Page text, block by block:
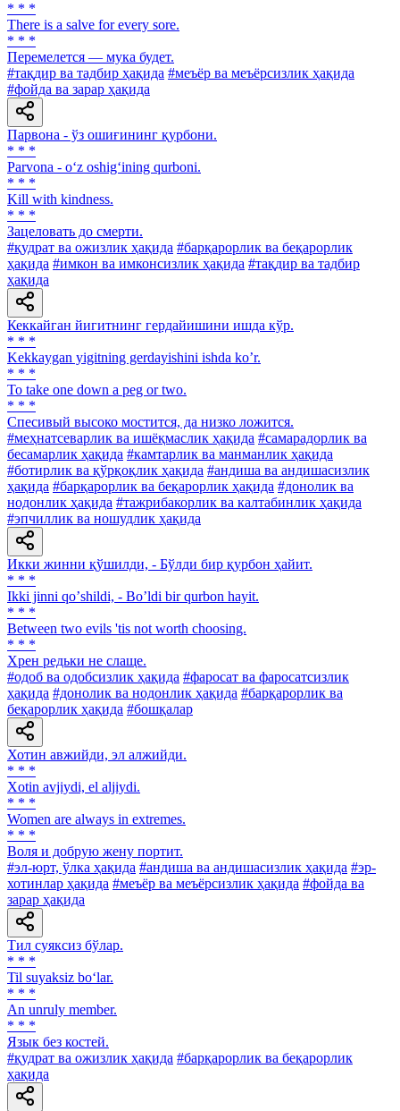
* * *
There is a salve for every sore.
* * *
Перемелется — мука будет.
#тақдир ва тадбир ҳақида #меъёр ва меъёрсизлик ҳақида
#фойда ва зарар ҳақида
Парвона - ўз ошиғининг қурбони.
* * *
Parvona - o‘z oshig‘ining qurboni.
* * *
Kill with kindness.
* * *
Зацеловать до смерти.
#қудрат ва ожизлик ҳақида #барқарорлик ва беқарорлик
ҳақида #имкон ва имконсизлик ҳақида #тақдир ва тадбир
ҳақида
Кеккайган йигитнинг гердайишини ишда кўр.
* * *
Kekkaygan yigitning gerdayishini ishda koʼr.
* * *
To take one down a peg or two.
* * *
Спесивый высоко мостится, да низко ложится.
#меҳнатсеварлик ва ишёқмаслик ҳақида #самарадорлик ва
бесамарлик ҳақида #камтарлик ва манманлик ҳақида
#ботирлик ва қўрқоқлик ҳақида #андиша ва андишасизлик
ҳақида #барқарорлик ва беқарорлик ҳақида #донолик ва
нодонлик ҳақида #тажрибакорлик ва калтабинлик ҳақида
#эпчиллик ва ношудлик ҳақида
Икки жинни қўшилди, - Бўлди бир қурбон ҳайит.
* * *
Ikki jinni qoʼshildi, - Boʼldi bir qurbon hayit.
* * *
Between two evils 'tis not worth choosing.
* * *
Хрен редьки не слаще.
#одоб ва одобсизлик ҳақида #фаросат ва фаросатсизлик
ҳақида #донолик ва нодонлик ҳақида #барқарорлик ва
беқарорлик ҳақида #бошқалар
Хотин авжийди, эл алжийди.
* * *
Xotin avjiydi, el aljiydi.
* * *
Women are always in extremes.
* * *
Воля и добрую жену портит.
#эл-юрт, ўлка ҳақида #андиша ва андишасизлик ҳақида #эр-
хотинлар ҳақида #меъёр ва меъёрсизлик ҳақида #фойда ва
зарар ҳақида
Тил суяксиз бўлар.
* * *
Til suyaksiz bo‘lar.
* * *
An unruly member.
* * *
Язык без костей.
#қудрат ва ожизлик ҳақида #барқарорлик ва беқарорлик
ҳақида